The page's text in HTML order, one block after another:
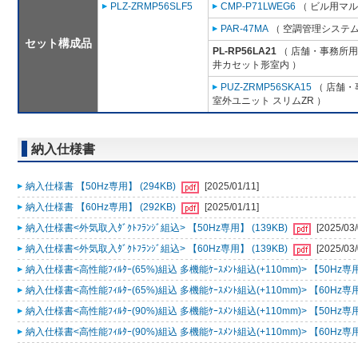
セット構成品
PLZ-ZRMP56SLF5
CMP-P71LWEG6 （ ビル用マ
PAR-47MA （ 空調管理システ
PL-RP56LA21 （ 店舗・事務所
井カセット形室内 ）
PUZ-ZRMP56SKA15 （ 店舗
室外ユニット スリムZR ）
納入仕様書
納入仕様書 【50Hz専用】 (294KB)
[2025/01/11]
納入仕様書 【60Hz専用】 (292KB)
[2025/01/11]
納入仕様書<外気取入ﾀﾞｸﾄﾌﾗﾝｼﾞ組込> 【50Hz専用】 (139KB)
[2025/
納入仕様書<外気取入ﾀﾞｸﾄﾌﾗﾝｼﾞ組込> 【60Hz専用】 (139KB)
[2025/
納入仕様書<高性能ﾌｨﾙﾀｰ(65%)組込 多機能ｹｰｽﾒﾝﾄ組込(+110mm)> 【50Hz専
納入仕様書<高性能ﾌｨﾙﾀｰ(65%)組込 多機能ｹｰｽﾒﾝﾄ組込(+110mm)> 【60Hz専
納入仕様書<高性能ﾌｨﾙﾀｰ(90%)組込 多機能ｹｰｽﾒﾝﾄ組込(+110mm)> 【50Hz専
納入仕様書<高性能ﾌｨﾙﾀｰ(90%)組込 多機能ｹｰｽﾒﾝﾄ組込(+110mm)> 【60Hz専